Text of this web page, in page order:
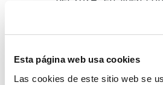
Esta página web usa cookies
Las cookies de este sitio web se
del mercado.
manteniendo
endeudamiento sin
El Directorio del